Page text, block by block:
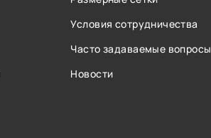
Условия сотрудничества
Часто задаваемые вопросы
Новости